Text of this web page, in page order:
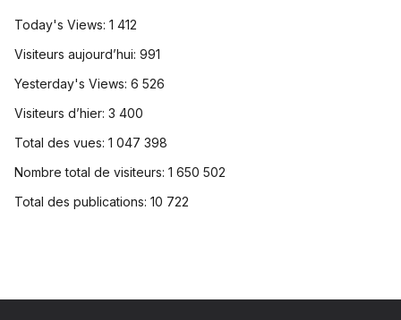
Today's Views: 1 412
Visiteurs aujourd’hui: 991
Yesterday's Views: 6 526
Visiteurs d’hier: 3 400
Total des vues: 1 047 398
Nombre total de visiteurs: 1 650 502
Total des publications: 10 722